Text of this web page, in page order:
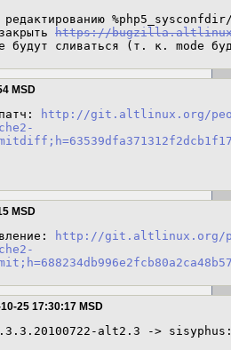
редактированию
https://
будут сливаться (т. к. mode
MSD
http://git.altlinux.org/
MSD
http://git.altlinux.org/
25 17:30:17 MSD
5.3.3.20100722-alt2.3 ->